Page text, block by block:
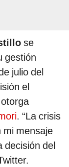
se
gestión
julio del
el
. “La crisis
mi mensaje
decisión del